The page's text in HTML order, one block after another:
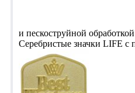
и пескоструйной обработкой
Серебристые значки LIFE с